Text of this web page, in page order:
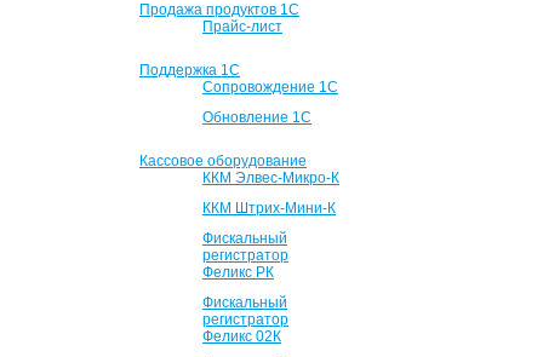
Продажа продуктов 1С
Прайс-лист
Поддержка 1С
Сопровождение 1С
Обновление 1С
Кассовое оборудование
ККМ Элвес-Микро-К
ККМ Штрих-Мини-К
Фискальный
регистратор
Феликс РК
Фискальный
регистратор
Феликс 02К